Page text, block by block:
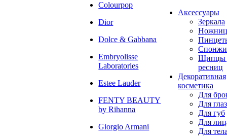
Colourpop
Dior
Dolce & Gabbana
Embryolisse
Laboratories
Estee Lauder
FENTY BEAUTY
by Rihanna
Giorgio Armani
Аксессуары
Зеркала
Спонжи
Щипцы
ресниц
Декоративная
косметика
Для
Для глаз
Для губ
Для
Для